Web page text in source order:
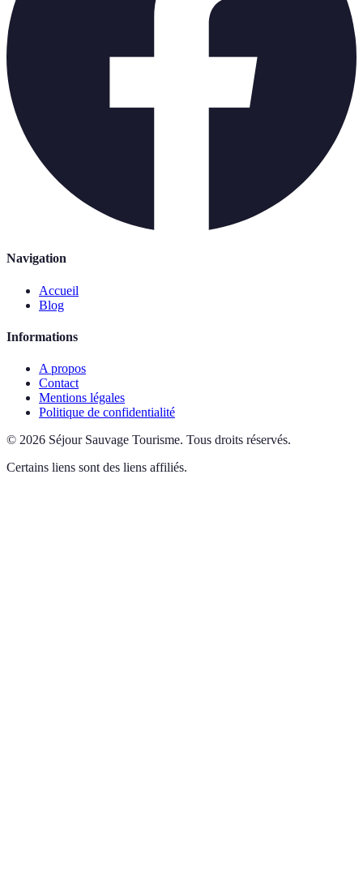
Navigation
Accueil
Blog
Informations
A propos
Contact
Mentions légales
Politique de confidentialité
© 2026 Séjour Sauvage Tourisme. Tous droits réservés.
Certains liens sont des liens affiliés.